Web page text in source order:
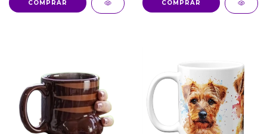
COMPRAR COMPRAR